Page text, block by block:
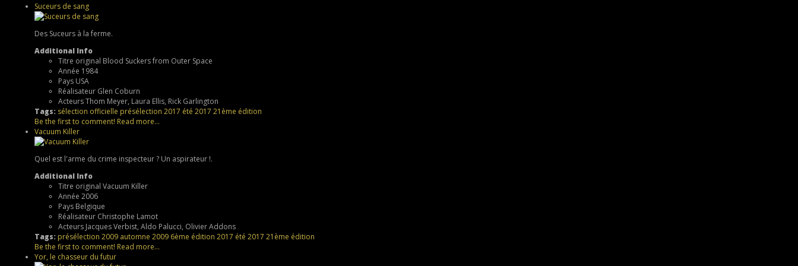
Suceurs de sang
Des Suceurs à la ferme.
Additional Info
Titre original Blood Suckers from Outer Space
Année 1984
Pays USA
Réalisateur Glen Coburn
ActeursThom Meyer, Laura Ellis, Rick Garlington
Tags: sélection officielle présélection 2017 été 2017 21ème édition
Be the first to comment! Read more...
Vacuum Killer
Quel est l'arme du crime inspecteur ? Un aspirateur !.
Additional Info
Titre original Vacuum Killer
Année 2006
Pays Belgique
Réalisateur Christophe Lamot
Acteurs Jacques Verbist, Aldo Palucci, Olivier Addons
Tags: présélection 2009 automne 2009 6ème édition 2017 été 2017 21ème édition
Be the first to comment! Read more...
Yor, le chasseur du futur